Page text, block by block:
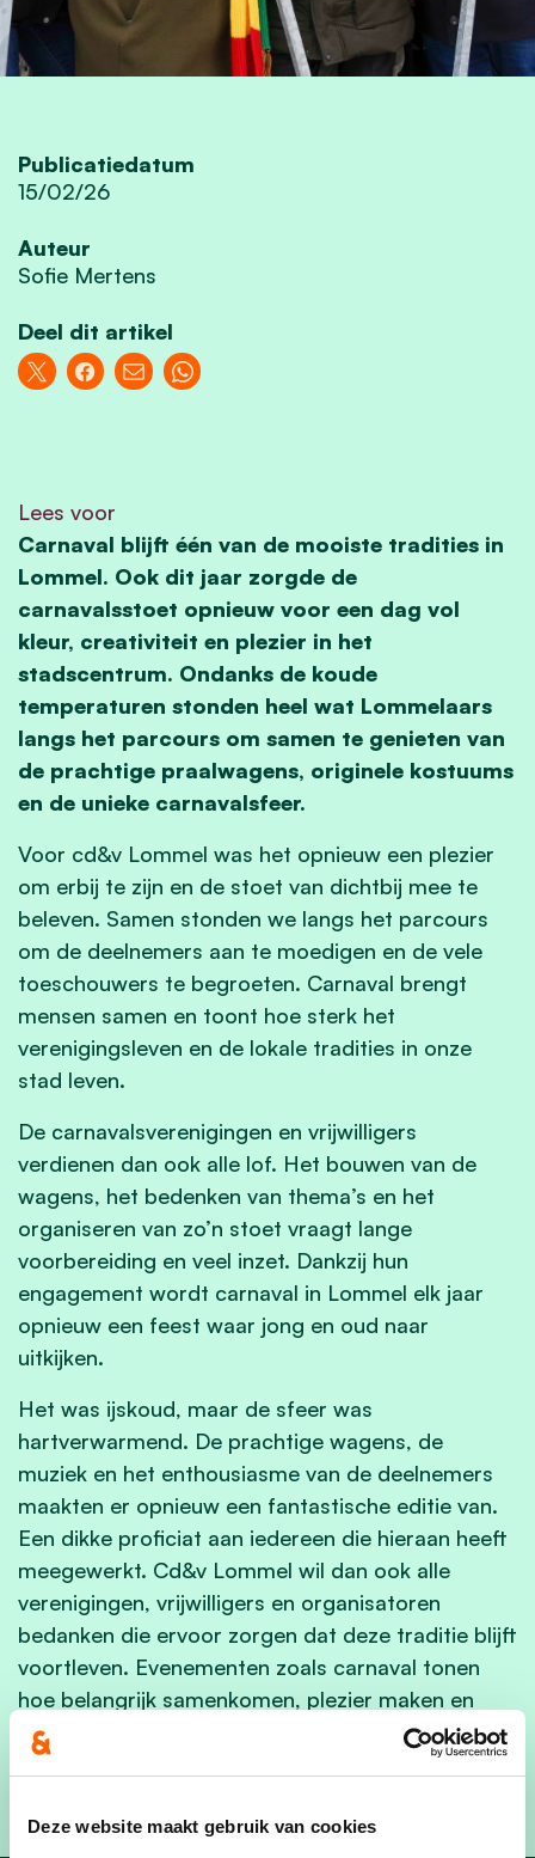
Deze website maakt gebruik van cookies
Publicatiedatum
15/02/26
Auteur
Sofie Mertens
Deel dit artikel
Lees voor
Carnaval blijft één van de mooiste tradities in
Lommel. Ook dit jaar zorgde de
carnavalsstoet opnieuw voor een dag vol
kleur, creativiteit en plezier in het
stadscentrum. Ondanks de koude
temperaturen stonden heel wat Lommelaars
langs het parcours om samen te genieten van
de prachtige praalwagens, originele kostuums
en de unieke carnavalsfeer.
Voor cd&v Lommel was het opnieuw een plezier
om erbij te zijn en de stoet van dichtbij mee te
beleven. Samen stonden we langs het parcours
om de deelnemers aan te moedigen en de vele
toeschouwers te begroeten. Carnaval brengt
mensen samen en toont hoe sterk het
verenigingsleven en de lokale tradities in onze
stad leven.
De carnavalsverenigingen en vrijwilligers
verdienen dan ook alle lof. Het bouwen van de
wagens, het bedenken van thema’s en het
organiseren van zo’n stoet vraagt lange
voorbereiding en veel inzet. Dankzij hun
engagement wordt carnaval in Lommel elk jaar
opnieuw een feest waar jong en oud naar
uitkijken.
Het was ijskoud, maar de sfeer was
hartverwarmend. De prachtige wagens, de
muziek en het enthousiasme van de deelnemers
maakten er opnieuw een fantastische editie van.
Een dikke proficiat aan iedereen die hieraan heeft
meegewerkt. Cd&v Lommel wil dan ook alle
verenigingen, vrijwilligers en organisatoren
bedanken die ervoor zorgen dat deze traditie blijft
voortleven. Evenementen zoals carnaval tonen
hoe belangrijk samenkomen, plezier maken en
lokale verbondenheid zijn voor onze stad.
We kijken alvast uit naar de volgende editie!